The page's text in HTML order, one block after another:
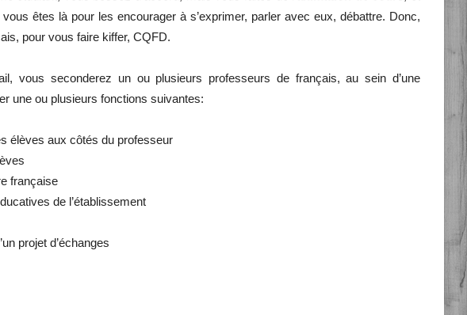
êtes là pour les encourager à s’exprimer, parler avec eux, débattre. Donc,
pour vous faire kiffer, CQFD.
vous seconderez un ou plusieurs professeurs de français, au sein d’une
une ou plusieurs fonctions suivantes:
élèves aux côtés du professeur
française
de l’établissement
projet d’échanges